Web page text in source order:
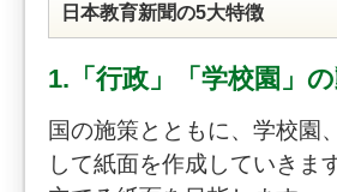
日本教育新聞の5大特徴
1.「行政」「学校園」
国の施策とともに、学校園
して紙面を作成していきま